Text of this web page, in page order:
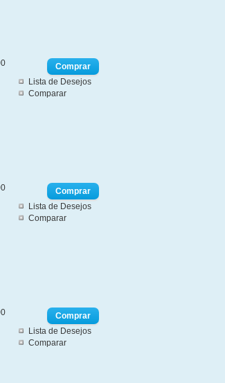
Lista de Desejos
Comparar
Lista de Desejos
Comparar
Lista de Desejos
Comparar